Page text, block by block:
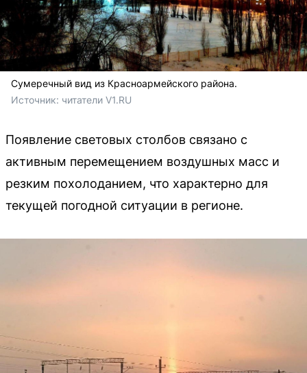
Сумеречный вид из Красноармейского района.
Источник: читатели V1.RU
Появление световых столбов связано с
активным перемещением воздушных масс и
резким похолоданием, что характерно для
текущей погодной ситуации в регионе.